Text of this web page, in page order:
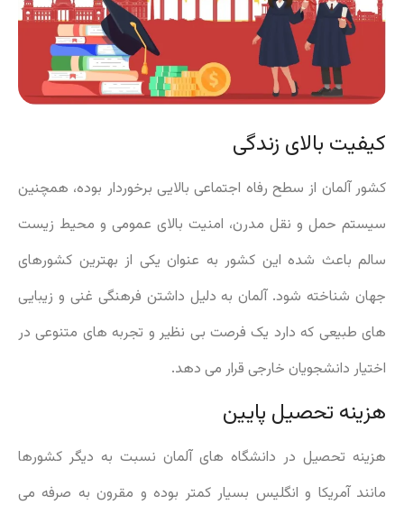
کیفیت بالای زندگی
کشور آلمان از سطح رفاه اجتماعی بالایی برخوردار بوده، همچنین
سیستم حمل و نقل مدرن، امنیت بالای عمومی و محیط زیست
سالم باعث شده این کشور به عنوان یکی از بهترین کشورهای
جهان شناخته شود. آلمان به دلیل داشتن فرهنگی غنی و زیبایی
های طبیعی که دارد یک فرصت بی نظیر و تجربه های متنوعی در
اختیار دانشجویان خارجی قرار می دهد.
هزینه تحصیل پایین
هزینه تحصیل در دانشگاه های آلمان نسبت به دیگر کشورها
مانند آمریکا و انگلیس بسیار کمتر بوده و مقرون به صرفه می